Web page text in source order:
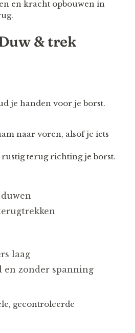
en kracht opbouwen in
& trek
je handen voor je borst.
naar voren, alsof je iets
terug richting je borst.
laag
en zonder spanning
gecontroleerde